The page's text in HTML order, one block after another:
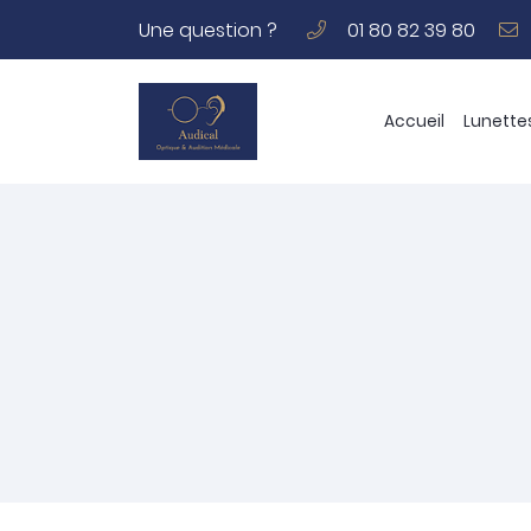
Une question ? 01 80 82 39 80
Accueil
117 Avenue Joseph Kessel
78180 MONTIGNY LE BRETONNEUX